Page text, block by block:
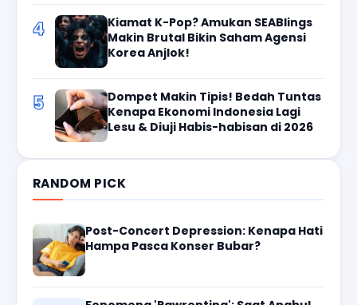
4
Kiamat K-Pop? Amukan SEABlings
Makin Brutal Bikin Saham Agensi
Korea Anjlok!
5
Dompet Makin Tipis! Bedah Tuntas
Kenapa Ekonomi Indonesia Lagi
Lesu & Diuji Habis-habisan di 2026
RANDOM PICK
Post-Concert Depression: Kenapa Hati
Hampa Pasca Konser Bubar?